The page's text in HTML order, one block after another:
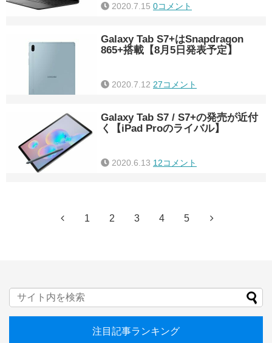
2020.7.15 0コメント
Galaxy Tab S7+はSnapdragon
865+搭載【8月5日発表予定】
2020.7.12 27コメント
Galaxy Tab S7 / S7+の発売が近付
く【iPad Proのライバル】
2020.6.13 12コメント
1 2 3 4 5
注目記事ランキング